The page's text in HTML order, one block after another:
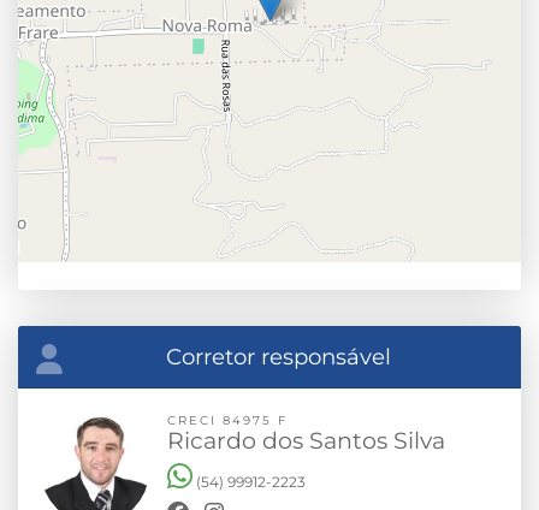
Corretor responsável
CRECI 84975 F
Ricardo dos Santos Silva
(54) 99912-2223